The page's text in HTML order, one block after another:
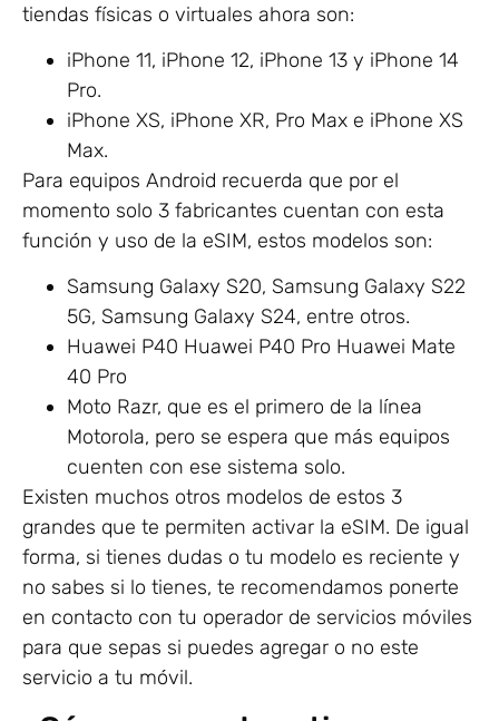
tiendas físicas o virtuales ahora son:
iPhone 11, iPhone 12, iPhone 13 y iPhone 14
Pro.
iPhone XS, iPhone XR, Pro Max e iPhone XS
Max.
Para equipos Android recuerda que por el
momento solo 3 fabricantes cuentan con esta
función y uso de la eSIM, estos modelos son:
Samsung Galaxy S20, Samsung Galaxy S22
5G, Samsung Galaxy S24, entre otros.
Huawei P40 Huawei P40 Pro Huawei Mate
40 Pro
Moto Razr, que es el primero de la línea
Motorola, pero se espera que más equipos
cuenten con ese sistema solo.
Existen muchos otros modelos de estos 3
grandes que te permiten activar la eSIM. De igual
forma, si tienes dudas o tu modelo es reciente y
no sabes si lo tienes, te recomendamos ponerte
en contacto con tu operador de servicios móviles
para que sepas si puedes agregar o no este
servicio a tu móvil.